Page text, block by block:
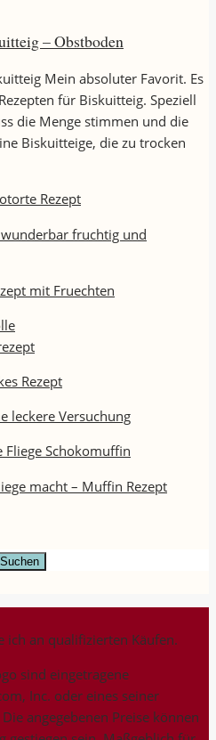
– Obstboden
Mein absoluter Favorit. Es
für Biskuitteig. Speziell
die Menge stimmen und die
Biskuitteige, die zu trocken
fruchtig und
leckere Versuchung
macht – Muffin Rezept
ich an qualifizierten Käufen.
sind eingetragene
Inc. oder eines seiner
angegebenen Preise können